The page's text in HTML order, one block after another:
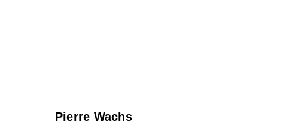
Pierre Wachs